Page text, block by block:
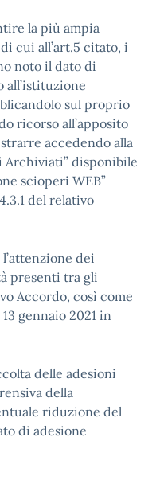
la più ampia
cui all’art.5 citato, i
noto il dato di
all’istituzione
sul proprio
ricorso all’apposito
accedendo alla
Archiviati” disponibile
scioperi WEB”
del relativo
dei
presenti tra gli
Accordo, così come
gennaio 2021 in
delle adesioni
della
riduzione del
di adesione